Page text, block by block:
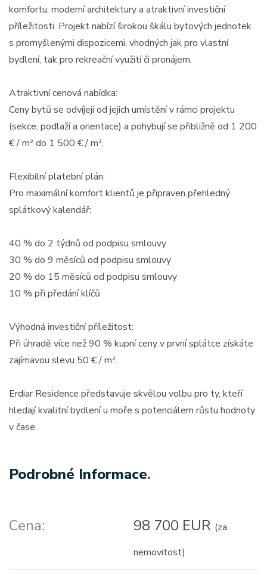
komfortu, moderní architektury a atraktivní investiční
příležitosti. Projekt nabízí širokou škálu bytových jednotek
s promyšlenými dispozicemi, vhodných jak pro vlastní
bydlení, tak pro rekreační využití či pronájem.
Atraktivní cenová nabídka:
Ceny bytů se odvíjejí od jejich umístění v rámci projektu
(sekce, podlaží a orientace) a pohybují se přibližně od 1 200
€ / m² do 1 500 € / m².
Flexibilní platební plán:
Pro maximální komfort klientů je připraven přehledný
splátkový kalendář:
40 % do 2 týdnů od podpisu smlouvy
30 % do 9 měsíců od podpisu smlouvy
20 % do 15 měsíců od podpisu smlouvy
10 % při předání klíčů
Výhodná investiční příležitost:
Při úhradě více než 90 % kupní ceny v první splátce získáte
zajímavou slevu 50 € / m².
Erdiar Residence představuje skvělou volbu pro ty, kteří
hledají kvalitní bydlení u moře s potenciálem růstu hodnoty
v čase.
Podrobné Informace.
Cena: 98 700 EUR (za
nemovitost)